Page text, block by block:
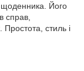
щоденника. Його
справ,
Простота, стиль і